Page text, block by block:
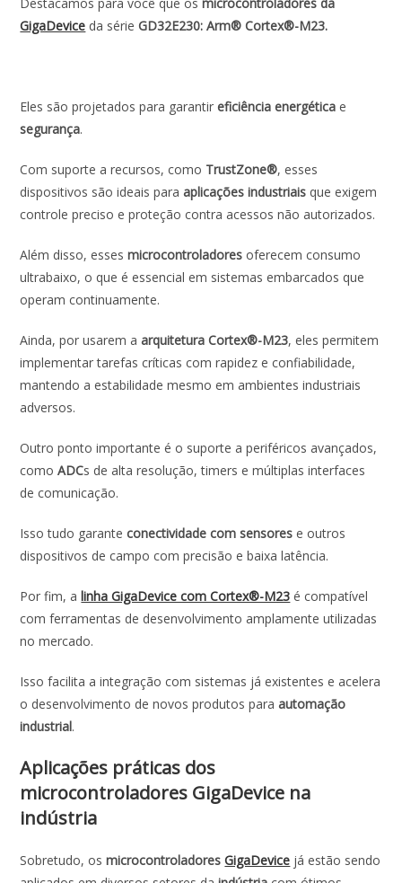
GigaDevice da sérieGD32E230: Arm® Cortex®-M23.
Eles são projetados para garantireficiência energética e
segurança.
Com suporte a recursos, como TrustZone®, esses
dispositivos são ideais paraaplicações industriais que exigem
controle preciso e proteção contra acessos não autorizados.
Além disso, essesmicrocontroladores oferecem consumo
ultrabaixo, o que é essencial em sistemas embarcados que
operam continuamente.
Ainda, por usarem aarquitetura Cortex®-M23, eles permitem
implementar tarefas críticas com rapidez e confiabilidade,
mantendo a estabilidade mesmo em ambientes industriais
adversos.
Outro ponto importante é o suporte a periféricos avançados,
comoADCs de alta resolução, timers e múltiplas interfaces
de comunicação.
Isso tudo garanteconectividade com sensores e outros
dispositivos de campo com precisão e baixa latência.
Por fim, alinha GigaDevice com Cortex®-M23 é compatível
com ferramentas de desenvolvimento amplamente utilizadas
no mercado.
Isso facilita a integração com sistemas já existentes e acelera
o desenvolvimento de novos produtos paraautomação
industrial.
Aplicações práticas dos
microcontroladores GigaDevice na
indústria
Sobretudo, osmicrocontroladoresGigaDevice já estão sendo